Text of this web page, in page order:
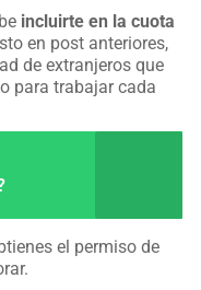
incluirte en la cuota
en post anteriores,
de extranjeros que
para trabajar cada
el permiso de